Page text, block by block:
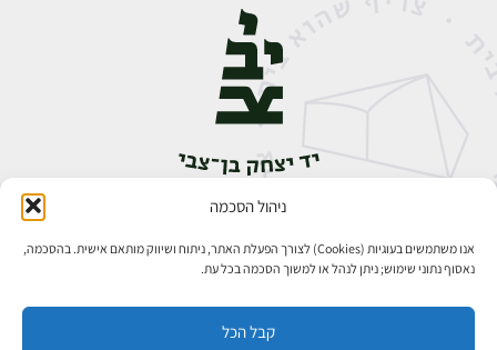
ניהול הסכמה
אנו משתמשים בעוגיות (Cookies) לצורך הפעלת האתר, ניתוח ושיווק מותאם אישית. בהסכמה,
נאסוף נתוני שימוש; ניתן לנהל או למשוך הסכמה בכל עת.
קבל הכל
אבן גבירול 14, רחביה, ירושלים